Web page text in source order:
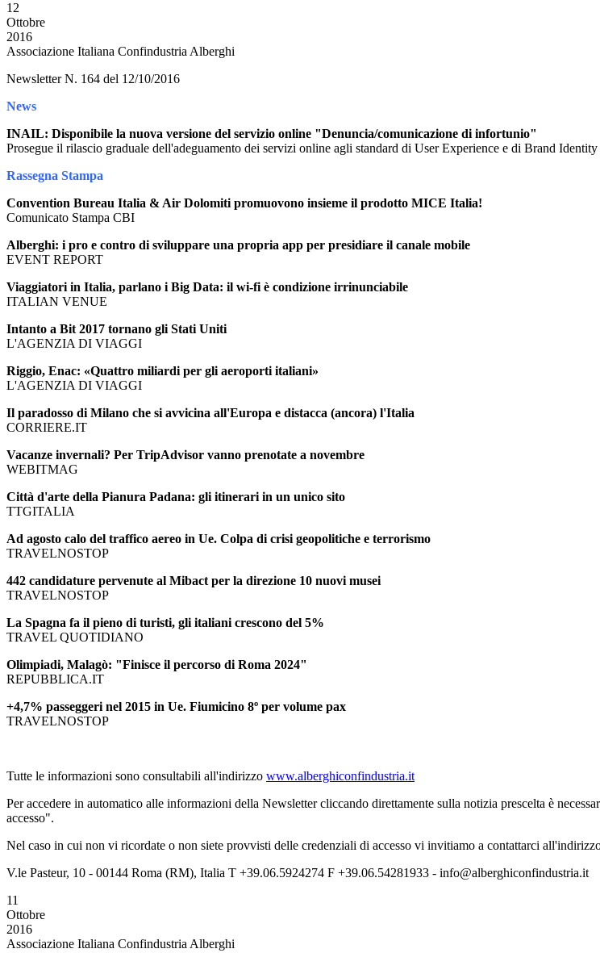
12
Ottobre
2016
Associazione Italiana Confindustria Alberghi
Newsletter N. 164 del 12/10/2016
News
INAIL: Disponibile la nuova versione del servizio online "Denuncia/comunicazione di infortunio"
Prosegue il rilascio graduale dell'adeguamento dei servizi online agli standard di User Experience e di Brand
Rassegna Stampa
Convention Bureau Italia & Air Dolomiti promuovono insieme il prodotto MICE Italia!
Comunicato Stampa CBI
Alberghi: i pro e contro di sviluppare una propria app per presidiare il canale mobile
EVENT REPORT
Viaggiatori in Italia, parlano i Big Data: il wi-fi è condizione irrinunciabile
ITALIAN VENUE
Intanto a Bit 2017 tornano gli Stati Uniti
L'AGENZIA DI VIAGGI
Riggio, Enac: «Quattro miliardi per gli aeroporti italiani»
L'AGENZIA DI VIAGGI
Il paradosso di Milano che si avvicina all'Europa e distacca (ancora) l'Italia
CORRIERE.IT
Vacanze invernali? Per TripAdvisor vanno prenotate a novembre
WEBITMAG
Città d'arte della Pianura Padana: gli itinerari in un unico sito
TTGITALIA
Ad agosto calo del traffico aereo in Ue. Colpa di crisi geopolitiche e terrorismo
TRAVELNOSTOP
442 candidature pervenute al Mibact per la direzione 10 nuovi musei
TRAVELNOSTOP
La Spagna fa il pieno di turisti, gli italiani crescono del 5%
TRAVEL QUOTIDIANO
Olimpiadi, Malagò: "Finisce il percorso di Roma 2024"
REPUBBLICA.IT
+4,7% passeggeri nel 2015 in Ue. Fiumicino 8º per volume pax
TRAVELNOSTOP
Tutte le informazioni sono consultabili all'indirizzo www.alberghiconfindustria.it
Per accedere in automatico alle informazioni della Newsletter cliccando direttamente sulla notizia prescelta è
accesso".
Nel caso in cui non vi ricordate o non siete provvisti delle credenziali di accesso vi invitiamo a contattarci
V.le Pasteur, 10 - 00144 Roma (RM), Italia T +39.06.5924274 F +39.06.54281933 - info@alberghiconfindustria.it
11
Ottobre
2016
Associazione Italiana Confindustria Alberghi